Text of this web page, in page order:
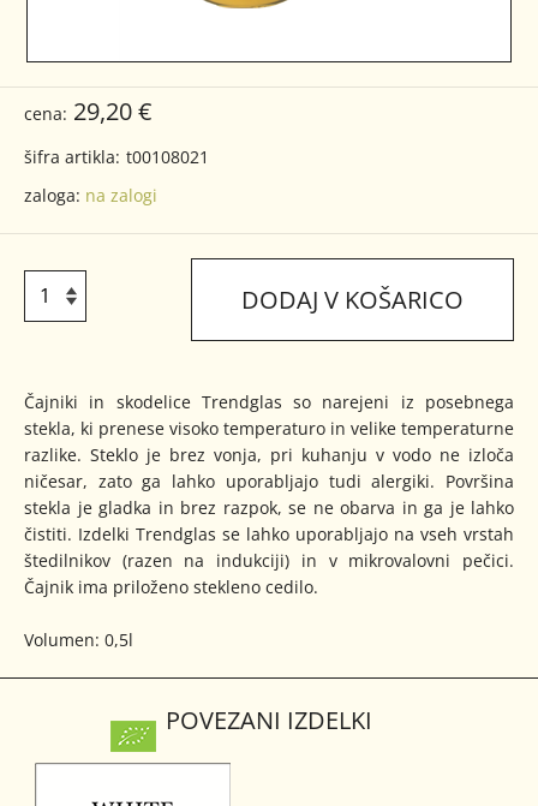
cena: 29,20 €
šifra artikla: t00108021
zaloga: na zalogi
DODAJ V KOŠARICO
Čajniki in skodelice Trendglas so narejeni iz posebnega
stekla, ki prenese visoko temperaturo in velike temperaturne
razlike. Steklo je brez vonja, pri kuhanju v vodo ne izloča
ničesar, zato ga lahko uporabljajo tudi alergiki. Površina
stekla je gladka in brez razpok, se ne obarva in ga je lahko
čistiti. Izdelki Trendglas se lahko uporabljajo na vseh vrstah
štedilnikov (razen na indukciji) in v mikrovalovni pečici.
Čajnik ima priloženo stekleno cedilo.
Volumen: 0,5l
POVEZANI IZDELKI